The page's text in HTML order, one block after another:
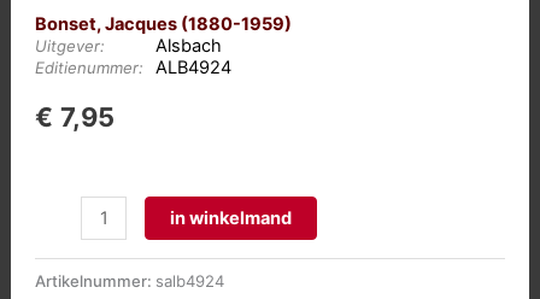
Bonset, Jacques (1880-1959)
Uitgever: Alsbach
Editienummer: ALB4924
€ 7,95
Variaties
in winkelmand
Artikelnummer: salb4924